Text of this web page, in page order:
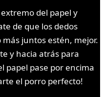
del papel y
de que los dedos
juntos estén, mejor.
y hacia atrás para
papel pase por encima
el porro perfecto!